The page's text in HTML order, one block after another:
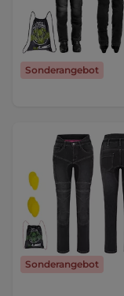
Sonderangebot
Sonderangebot